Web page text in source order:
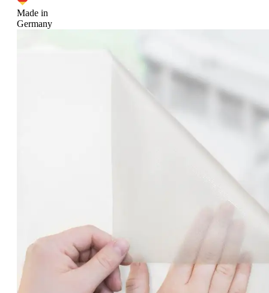
Made in
Germany